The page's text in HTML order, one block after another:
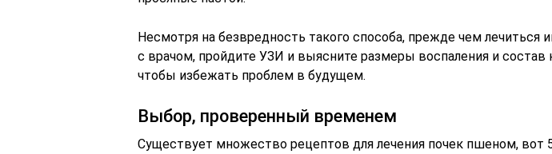
Несмотря на безвредность такого способа, прежде чем лечиться
с врачом, пройдите УЗИ и выясните размеры воспаления и состав
чтобы избежать проблем в будущем.
Выбор, проверенный временем
Существует множество рецептов для лечения почек пшеном, вот